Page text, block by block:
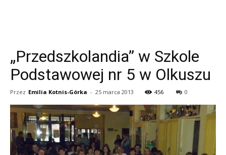
„Przedszkolandia” w Szkole
Podstawowej nr 5 w Olkuszu
Przez Emilia Kotnis-Górka - 25 marca 2013 456 0